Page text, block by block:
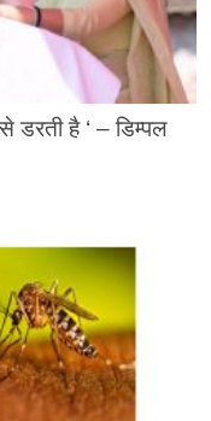
डरती है ‘ – डिम्पल